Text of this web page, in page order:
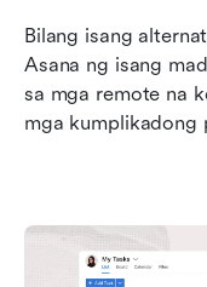
Bilang isang
Asana ng isang
sa mga remote na
mga kumplikadong